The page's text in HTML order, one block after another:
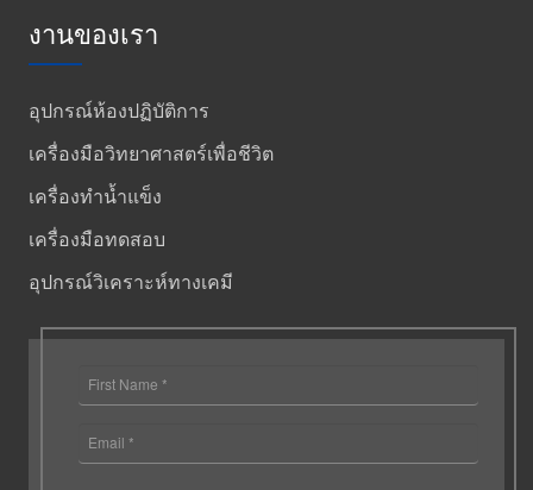
งานของเรา
อุปกรณ์ห้องปฏิบัติการ
เครื่องมือวิทยาศาสตร์เพื่อชีวิต
เครื่องทำน้ำแข็ง
เครื่องมือทดสอบ
อุปกรณ์วิเคราะห์ทางเคมี